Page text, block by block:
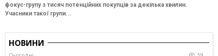
фокус-групу з тисяч потенційних покупців за декілька хвилин.
Учасники такої групи...
НОВИНИ